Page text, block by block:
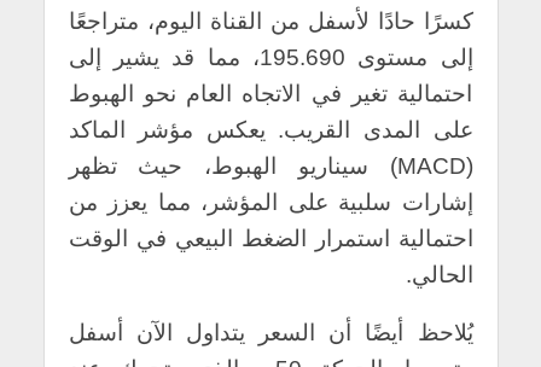
كسرًا حادًا لأسفل من القناة اليوم، متراجعًا
إلى مستوى 195.690، مما قد يشير إلى
احتمالية تغير في الاتجاه العام نحو الهبوط
على المدى القريب. يعكس مؤشر الماكد
(MACD) سيناريو الهبوط، حيث تظهر
إشارات سلبية على المؤشر، مما يعزز من
احتمالية استمرار الضغط البيعي في الوقت
الحالي.
يُلاحظ أيضًا أن السعر يتداول الآن أسفل